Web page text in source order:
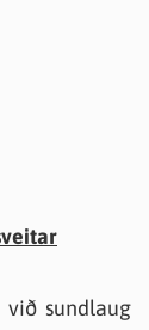
sundlaug